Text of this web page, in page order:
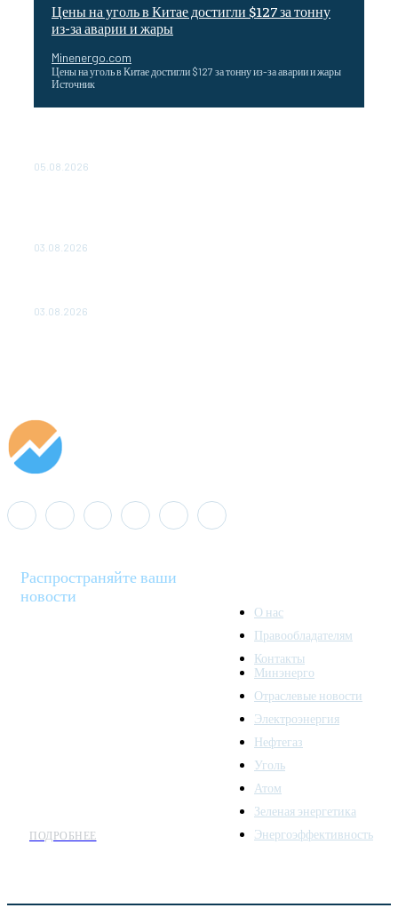
Цены на уголь в Китае достигли $127 за тонну
из-за аварии и жары
Minenergo.com
Цены на уголь в Китае достигли $127 за тонну из-за аварии и жары
Источник
05.08.2026
03.08.2026
03.08.2026
Распространяйте ваши
новости
ПОДРОБНЕЕ
О нас
Правообладателям
Контакты
Минэнерго
Отраслевые новости
Электроэнергия
Нефтегаз
Уголь
Атом
Зеленая энергетика
Энергоэффективность